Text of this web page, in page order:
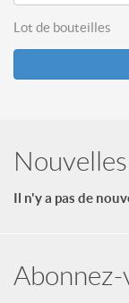
Lot de bouteilles
Nouvelles
Il n'y a pas de